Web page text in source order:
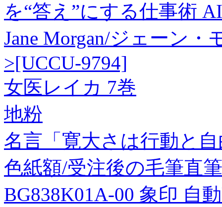
を“答え”にする仕事術
Jane Morgan/ジェーン
>[UCCU-9794]
女医レイカ 7巻
地粉
名言「寛大さは行動と
色紙額/受注後の毛筆直筆
BG838K01A-00 象印 自